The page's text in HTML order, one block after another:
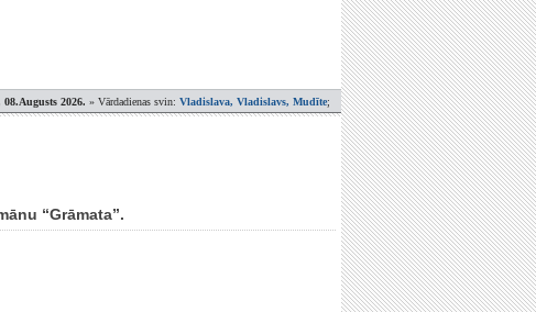
08.Augusts 2026. » Vārdadienas svin: Vladislava, Vladislavs, Mudīte;
“Grāmata”.